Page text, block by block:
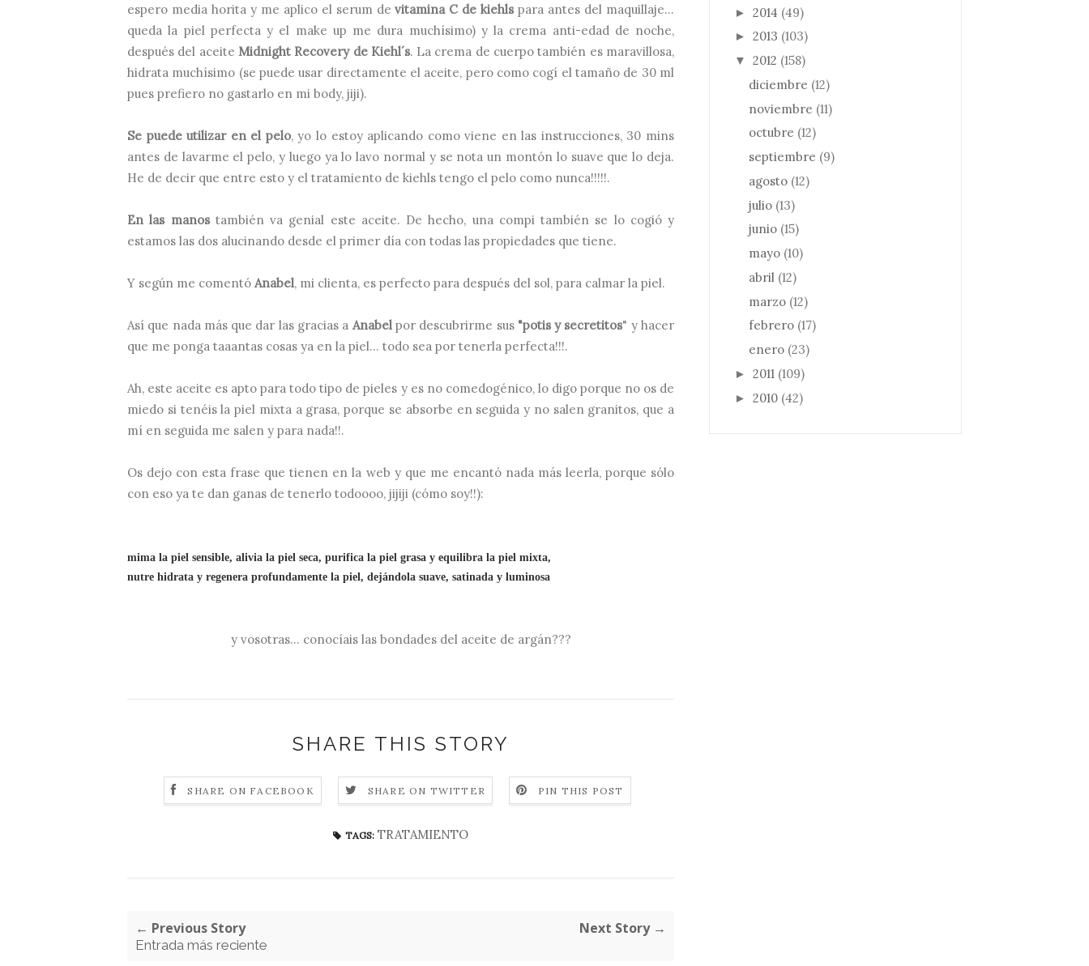
espero media horita y me aplico el serum devitamina C de kiehlspara antes del maquillaje...
queda la piel perfecta y el make up me dura muchísimo) y la crema anti-edad de noche,
después del aceite Midnight Recovery de Kiehl´s. La crema de cuerpo también es maravillosa,
hidrata muchísimo (se puede usar directamente el aceite, pero como cogí el tamaño de 30 ml
pues prefiero no gastarlo en mi body, jiji).
Se puede utilizar en el pelo, yo lo estoy aplicando como viene en las instrucciones, 30 mins
antes de lavarme el pelo, y luego ya lo lavo normal y se nota un montón lo suave que lo deja.
He de decir que entre esto y el tratamiento de kiehls tengo el pelo como nunca!!!!!.
En las manostambién va genial este aceite. De hecho, una compi también se lo cogió y
estamos las dos alucinando desde el primer día con todas las propiedades que tiene.
Y según me comentó Anabel, mi clienta, es perfecto para después del sol, para calmar la piel.
Así que nada más que dar las gracias a Anabel por descubrirme sus "potis y secretitos" y hacer
que me ponga taaantas cosas ya en la piel... todo sea por tenerla perfecta!!!.
Ah, este aceite es apto para todo tipo de pieles y es no comedogénico, lo digo porque no os de
miedo si tenéis la piel mixta a grasa, porque se absorbe en seguida y no salen granitos, que a
mí en seguida me salen y para nada!!.
Os dejo con esta frase que tienen en la web y que me encantó nada más leerla, porque sólo
con eso ya te dan ganas de tenerlo todoooo, jijiji (cómo soy!!):
mima la piel sensible, alivia la piel seca, purifica la piel grasa y equilibra la piel mixta,
nutre hidrata y regenera profundamente la piel, dejándola suave, satinada y luminosa
y vosotras... conocíais las bondades del aceite de argán???
SHARE THIS STORY
SHARE ON FACEBOOK SHARE ON TWITTER PIN THIS POST
TAGS: TRATAMIENTO
← Previous Story
Entrada más reciente
Next Story →
► 2014 (49)
► 2013 (103)
▼ 2012 (158)
diciembre (12)
noviembre (11)
octubre (12)
septiembre (9)
agosto (12)
julio (13)
junio (15)
mayo (10)
abril (12)
marzo (12)
febrero (17)
enero (23)
► 2011 (109)
► 2010 (42)